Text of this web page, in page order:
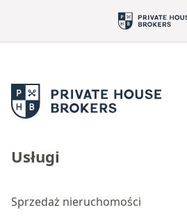
Usługi
Sprzedaż nieruchomości